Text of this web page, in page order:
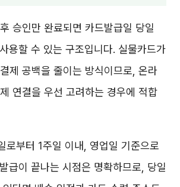
승인만 완료되면 카드발급일 당일
용할 수 있는 구조입니다. 실물카드가
제 공백을 줄이는 방식이므로, 온라
연결을 우선 고려하는 경우에 적합
로부터 1주일 이내, 영업일 기준으로
급이 끝나는 시점은 명확하므로, 당일